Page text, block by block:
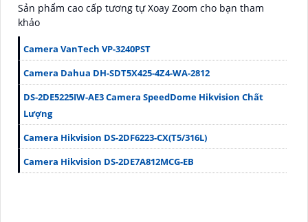
Sản phẩm cao cấp tương tự Xoay Zoom cho bạn tham
khảo
Camera VanTech VP-3240PST
Camera Dahua DH-SDT5X425-4Z4-WA-2812
DS-2DE5225IW-AE3 Camera SpeedDome Hikvision Chất
Lượng
Camera Hikvision DS-2DF6223-CX(T5/316L)
Camera Hikvision DS-2DE7A812MCG-EB